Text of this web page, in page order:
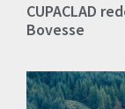
CUPACLAD
Bovesse